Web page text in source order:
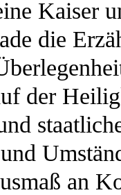
Kaiser
die
der
an